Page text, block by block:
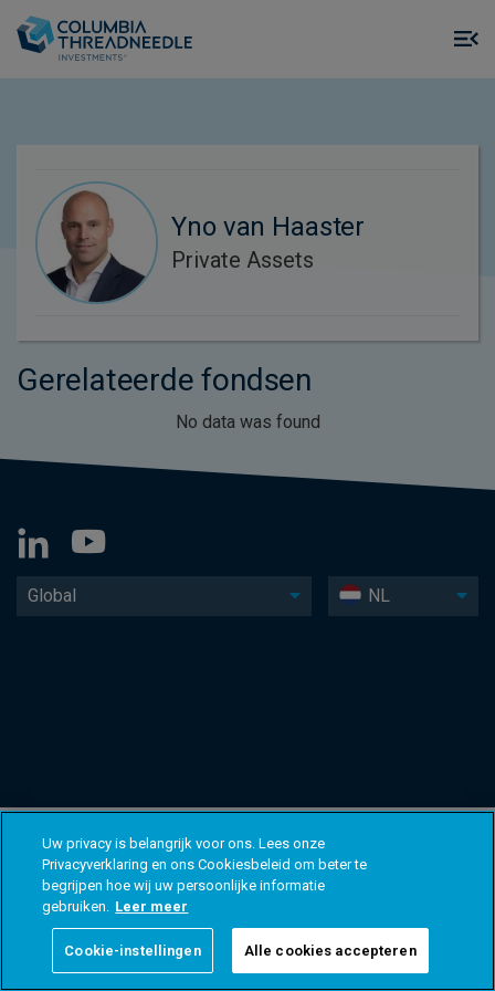
Yno van Haaster
Private Assets
Gerelateerde fondsen
No data was found
Global NL
Uw privacy is belangrijk voor ons. Lees onze
Privacyverklaring en ons Cookiesbeleid om beter te
begrijpen hoe wij uw persoonlijke informatie
gebruiken. Leer meer
Cookie-instellingen Alle cookies accepteren